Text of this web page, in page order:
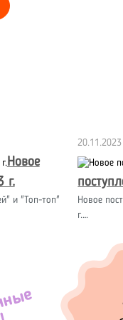
Новое
г.
и "Топ-топ"
20.11.2023
Новое
г.…